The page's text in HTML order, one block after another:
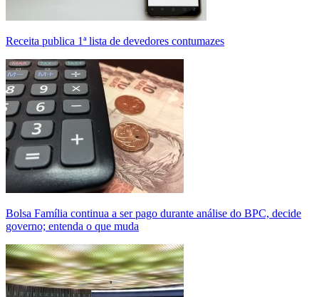
Receita publica 1ª lista de devedores contumazes
Bolsa Família continua a ser pago durante análise do BPC, decide
governo; entenda o que muda